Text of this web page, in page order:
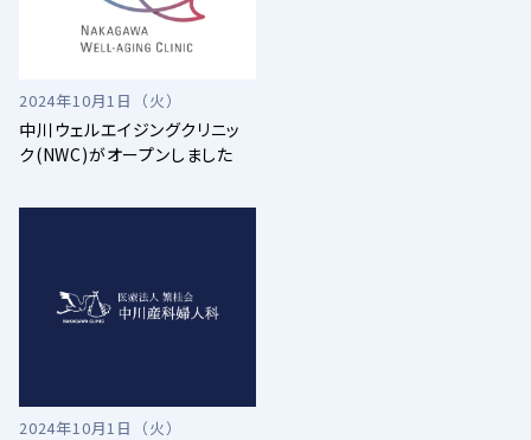
2024年10月1日（火）
中川ウェルエイジングクリニッ
ク(NWC)がオープンしました
2024年10月1日（火）